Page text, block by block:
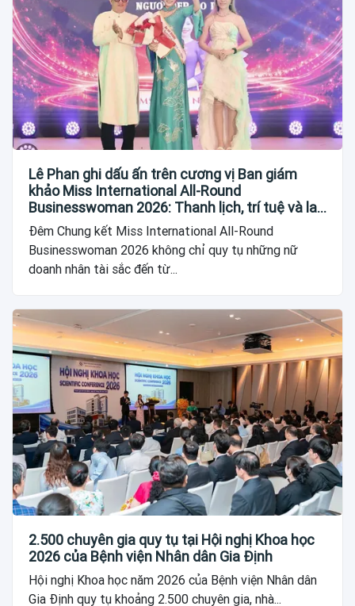
Lê Phan ghi dấu ấn trên cương vị Ban giám
khảo Miss International All-Round
Businesswoman 2026: Thanh lịch, trí tuệ và lan
tỏa giá trị của người phụ nữ hiện đại
Đêm Chung kết Miss International All-Round
Businesswoman 2026 không chỉ quy tụ những nữ
doanh nhân tài sắc đến từ...
2.500 chuyên gia quy tụ tại Hội nghị Khoa học
2026 của Bệnh viện Nhân dân Gia Định
Hội nghị Khoa học năm 2026 của Bệnh viện Nhân dân
Gia Định quy tụ khoảng 2.500 chuyên gia, nhà...